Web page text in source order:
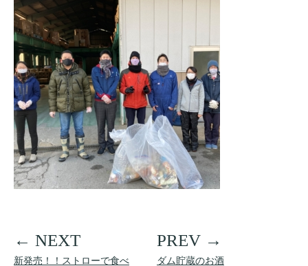
新発売！！ストローで食べ
ダム貯蔵のお酒